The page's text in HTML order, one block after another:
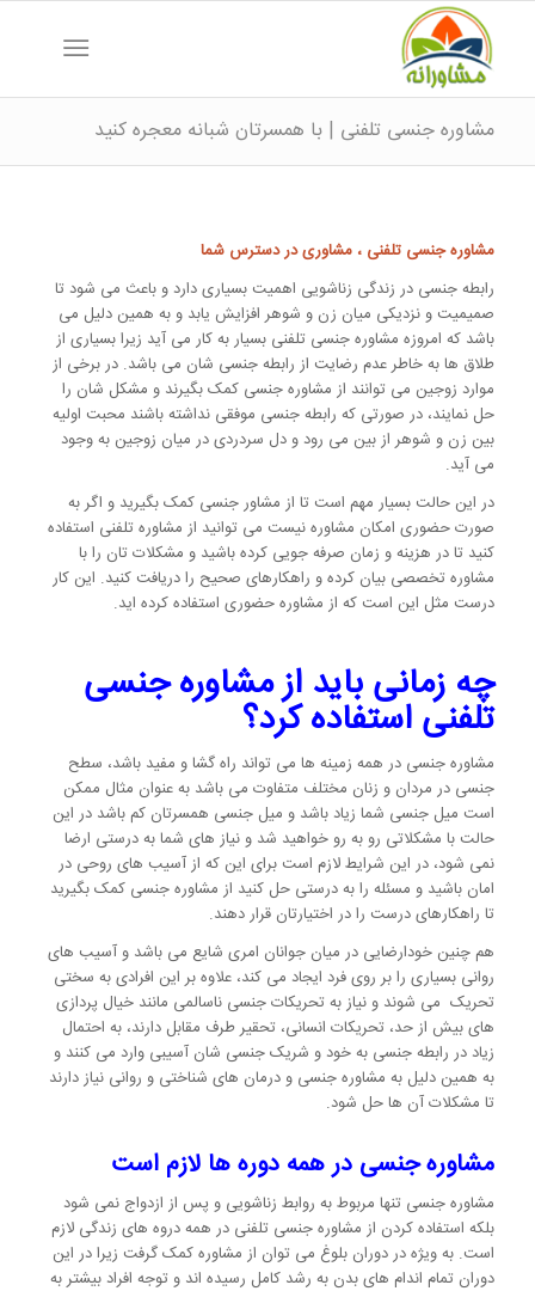
مشاوره جنسی تلفنی | با همسرتان شبانه معجره کنید
مشاوره جنسی تلفنی ، مشاوری در دسترس شما
رابطه جنسی در زندگی زناشویی اهمیت بسیاری دارد و باعث می شود تا
صمیمیت و نزدیکی میان زن و شوهر افزایش یابد و به همین دلیل می
باشد که امروزه مشاوره جنسی تلفنی بسیار به کار می آید زیرا بسیاری از
طلاق ها به خاطر عدم رضایت از رابطه جنسی شان می باشد. در برخی از
موارد زوجین می توانند از مشاوره جنسی کمک بگیرند و مشکل شان را
حل نمایند، در صورتی که رابطه جنسی موفقی نداشته باشند محبت اولیه
بین زن و شوهر از بین می رود و دل سردردی در میان زوجین به وجود
می آید.
در این حالت بسیار مهم است تا از مشاور جنسی کمک بگیرید و اگر به
صورت حضوری امکان مشاوره نیست می توانید از مشاوره تلفنی استفاده
کنید تا در هزینه و زمان صرفه جویی کرده باشید و مشکلات تان را با
مشاوره تخصصی بیان کرده و راهکارهای صحیح را دریافت کنید. این کار
درست مثل این است که از مشاوره حضوری استفاده کرده اید.
چه زمانی باید از مشاوره جنسی
تلفنی استفاده کرد؟
مشاوره جنسی در همه زمینه ها می تواند راه گشا و مفید باشد، سطح
جنسی در مردان و زنان مختلف متفاوت می باشد به عنوان مثال ممکن
است میل جنسی شما زیاد باشد و میل جنسی همسرتان کم باشد در این
حالت با مشکلاتی رو به رو خواهید شد و نیاز های شما به درستی ارضا
نمی شود، در این شرایط لازم است برای این که از آسیب های روحی در
امان باشید و مسئله را به درستی حل کنید از مشاوره جنسی کمک بگیرید
تا راهکارهای درست را در اختیارتان قرار دهند.
هم چنین خودارضایی در میان جوانان امری شایع می باشد و آسیب های
روانی بسیاری را بر روی فرد ایجاد می کند، علاوه بر این افرادی به سختی
تحریک می شوند و نیاز به تحریکات جنسی ناسالمی مانند خیال پردازی
های بیش از حد، تحریکات انسانی، تحقیر طرف مقابل دارند، به احتمال
زیاد در رابطه جنسی به خود و شریک جنسی شان آسیبی وارد می کنند و
به همین دلیل به مشاوره جنسی و درمان های شناختی و روانی نیاز دارند
تا مشکلات آن ها حل شود.
مشاوره جنسی در همه دوره ها لازم است
مشاوره جنسی تنها مربوط به روابط زناشویی و پس از ازدواج نمی شود
بلکه استفاده کردن از مشاوره جنسی تلفنی در همه دروه های زندگی لازم
است. به ویژه در دوران بلوغ می توان از مشاوره کمک گرفت زیرا در این
دوران تمام اندام های بدن به رشد کامل رسیده اند و توجه افراد بیشتر به